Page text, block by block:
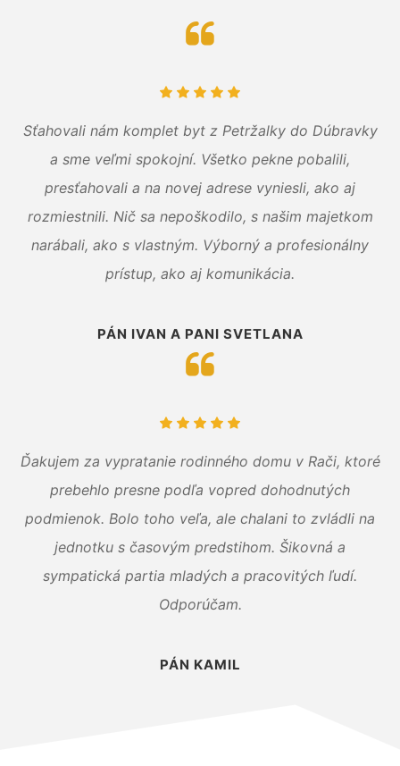
Sťahovali nám komplet byt z Petržalky do Dúbravky
a sme veľmi spokojní. Všetko pekne pobalili,
presťahovali a na novej adrese vyniesli, ako aj
rozmiestnili. Nič sa nepoškodilo, s našim majetkom
narábali, ako s vlastným. Výborný a profesionálny
prístup, ako aj komunikácia.
PÁN IVAN A PANI SVETLANA
Ďakujem za vypratanie rodinného domu v Rači, ktoré
prebehlo presne podľa vopred dohodnutých
podmienok. Bolo toho veľa, ale chalani to zvládli na
jednotku s časovým predstihom. Šikovná a
sympatická partia mladých a pracovitých ľudí.
Odporúčam.
PÁN KAMIL